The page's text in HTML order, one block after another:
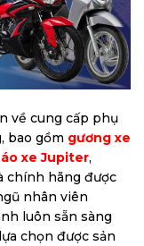
về cung cấp phụ
bao gồm gương xe
xe Jupiter,
chính hãng được
nhân viên
luôn sẵn sàng
chọn được sản